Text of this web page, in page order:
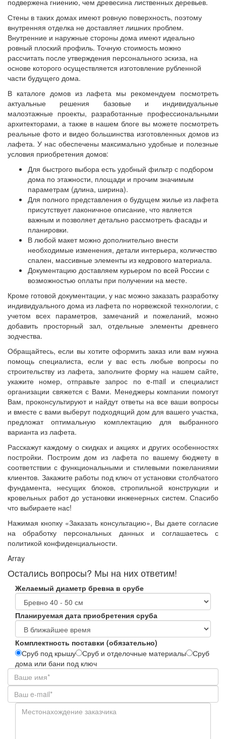
Стены в таких домах имеют ровную поверхность, поэтому
внутренняя отделка не доставляет лишних проблем.
Внутренние и наружные стороны дома имеют идеально
ровный плоский профиль. Точную стоимость можно
рассчитать после утверждения персонального эскиза, на
основе которого осуществляется изготовление рубленной
части будущего дома.
В каталоге домов из лафета мы рекомендуем посмотреть
актуальные решения базовые и индивидуальные
малоэтажные проекты, разработанные профессиональными
архитекторами, а также в нашем блоге вы можете посмотреть
реальные фото и видео большинства изготовленных домов из
лафета. У нас обеспечены максимально удобные и полезные
условия приобретения домов:
Для быстрого выбора есть удобный фильтр с подбором
дома по этажности, площади и прочим значимым
параметрам (длина, ширина).
Для полного представления о будущем жилье из лафета
присутствует лаконичное описание, что является
важным и позволяет детально рассмотреть фасады и
планировки.
В любой макет можно дополнительно внести
необходимые изменения, детали интерьера, количество
спален, массивные элементы из кедрового материала.
Документацию доставляем курьером по всей России с
возможностью оплаты при получении на месте.
Кроме готовой документации, у нас можно заказать разработку
индивидуального дома из лафета по норвежской технологии, с
учетом всех параметров, замечаний и пожеланий, можно
добавить просторный зал, отдельные элементы древнего
зодчества.
Обращайтесь, если вы хотите оформить заказ или вам нужна
помощь специалиста, если у вас есть любые вопросы по
строительству из лафета, заполните форму на нашем сайте,
укажите номер, отправьте запрос по e-mail и специалист
организации свяжется с Вами. Менеджеры компании помогут
Вам, проконсультируют и найдут ответы на все ваши вопросы
и вместе с вами выберут подходящий дом для вашего участка,
предложат оптимальную комплектацию для выбранного
варианта из лафета.
Расскажут каждому о скидках и акциях и других особенностях
постройки. Построим дом из лафета по вашему бюджету в
соответствии с функциональными и стилевыми пожеланиями
клиентов. Закажите работы под ключ от установки столбчатого
фундамента, несущих блоков, стропильной конструкции и
кровельных работ до установки инженерных систем. Спасибо
что выбираете нас!
Нажимая кнопку «Заказать консультацию», Вы даете согласие
на обработку персональных данных и соглашаетесь с
политикой конфиденциальности.
Array
Остались вопросы? Мы на них ответим!
Желаемый диаметр бревна в срубе
Планируемая дата приобретения сруба
Комплектность поставки (обязательно)
Сруб под крышу
Сруб и отделочные материалы
Сруб
дома или бани под ключ